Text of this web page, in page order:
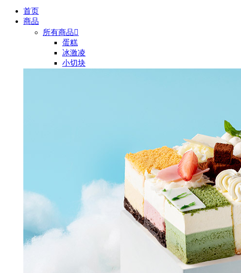
首页
商品
所有商品
蛋糕
冰激凌
小切块